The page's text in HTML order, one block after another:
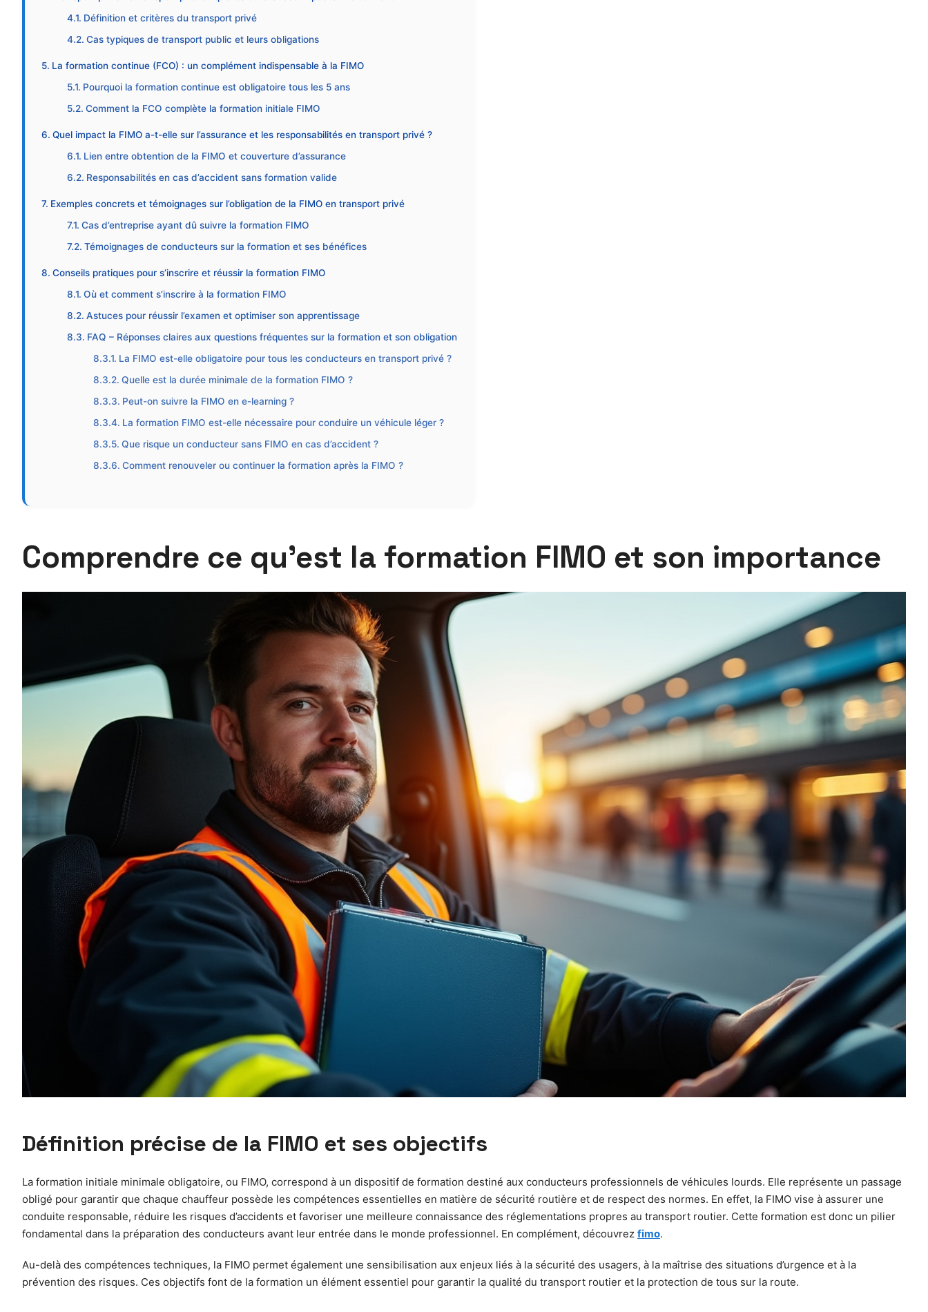
Définition et critères du transport privé
Cas typiques de transport public et leurs obligations
La formation continue (FCO) : un complément indispensable à la FIMO
Pourquoi la formation continue est obligatoire tous les 5 ans
Comment la FCO complète la formation initiale FIMO
Quel impact la FIMO a-t-elle sur l’assurance et les responsabilités en transport privé ?
Lien entre obtention de la FIMO et couverture d’assurance
Responsabilités en cas d’accident sans formation valide
Exemples concrets et témoignages sur l’obligation de la FIMO en transport privé
Cas d’entreprise ayant dû suivre la formation FIMO
Témoignages de conducteurs sur la formation et ses bénéfices
Conseils pratiques pour s’inscrire et réussir la formation FIMO
Où et comment s’inscrire à la formation FIMO
Astuces pour réussir l’examen et optimiser son apprentissage
FAQ – Réponses claires aux questions fréquentes sur la formation et son obligation
La FIMO est-elle obligatoire pour tous les conducteurs en transport privé ?
Quelle est la durée minimale de la formation FIMO ?
Peut-on suivre la FIMO en e-learning ?
La formation FIMO est-elle nécessaire pour conduire un véhicule léger ?
Que risque un conducteur sans FIMO en cas d’accident ?
Comment renouveler ou continuer la formation après la FIMO ?
Comprendre ce qu’est la formation FIMO et son importance
Définition précise de la FIMO et ses objectifs
La formation initiale minimale obligatoire, ou FIMO, correspond à un dispositif de formation destiné aux conducteurs professionnels de véhicules lourds. Elle représente un passage
obligé pour garantir que chaque chauffeur possède les compétences essentielles en matière de sécurité routière et de respect des normes. En effet, la FIMO vise à assurer une
conduite responsable, réduire les risques d’accidents et favoriser une meilleure connaissance des réglementations propres au transport routier. Cette formation est donc un pilier
fondamental dans la préparation des conducteurs avant leur entrée dans le monde professionnel. En complément, découvrez fimo.
Au-delà des compétences techniques, la FIMO permet également une sensibilisation aux enjeux liés à la sécurité des usagers, à la maîtrise des situations d’urgence et à la
prévention des risques. Ces objectifs font de la formation un élément essentiel pour garantir la qualité du transport routier et la protection de tous sur la route.